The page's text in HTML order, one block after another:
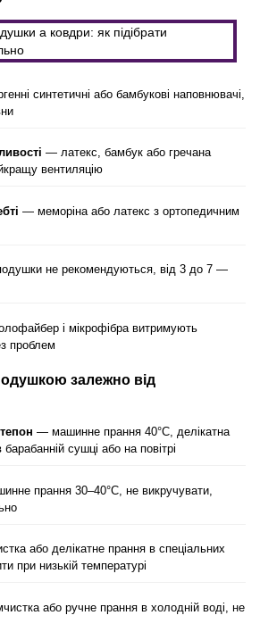
синтетичні або бамбукові наповнювачі,
— латекс, бамбук або гречана
вентиляцію
— меморіна або латекс з ортопедичним
не рекомендуються, від 3 до 7 —
і мікрофібра витримують
проблем
залежно від
— машинне прання 40°C, делікатна
сушці або на повітрі
прання 30–40°C, не викручувати,
або делікатне прання в спеціальних
при низькій температурі
або ручне прання в холодній воді, не